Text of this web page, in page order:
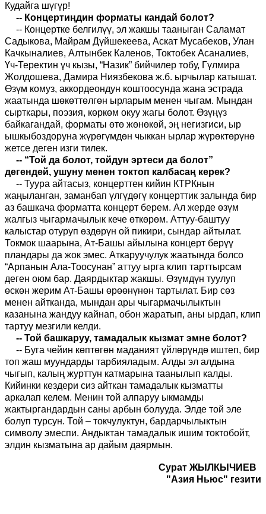
Кудайга шүгүр!
-- Концертиңдин форматы кандай болот?
-- Концертке белгилүү, эл жакшы тааныган Саламат
Садыкова, Майрам Дүйшекеева, Аскат Мусабеков, Улан
Качкыналиев, Алтынбек Каленов, Токтобек Асаналиев,
Үч-Теректин үч кызы, “Назик” бийчилер тобу, Гүлмира
Жолдошева, Дамира Ниязбекова ж.б. ырчылар катышат.
Өзүм комуз, аккордеондун коштоосунда жана эстрада
жаатында шөкөттөлгөн ырларым менен чыгам. Мындан
сырткары, поэзия, көркөм окуу жагы болот. Өзүңүз
байкагандай, форматы өтө жөнөкөй, эң негизгиси, ыр
ышкыбоздоруна жүрөгүмдөн чыккан ырлар жүрөктөрүнө
жетсе деген изги тилек.
-- “Той да болот, тойдун эртеси да болот”
дегендей, ушуну менен токтоп калбасаң керек?
-- Туура айтасыз, концерттен кийин КТРКнын
жаңыланган, заманбап үлгүдөгү концерттик залында бир
аз башкача форматта концерт берем. Ал жерде өзүм
жалгыз чыгармачылык кече өткөрөм. Аттуу-баштуу
калыстар отуруп өздөрүн ой пикири, сындар айтылат.
Токмок шаарына, Ат-Башы айылына концерт берүү
пландары да жок эмес. Аткаруучулук жаатында болсо
“Арпанын Ала-Тоосунан” аттуу ырга клип тарттырсам
деген оюм бар. Даярдыктар жакшы. Өзүмдүн туулуп
өскөн жерим Ат-Башы өрөөнүнөн тартылат. Бир сөз
менен айтканда, мындан ары чыгармачылыктын
казанына жандуу кайнап, обон жаратып, аны ырдап, клип
тартуу мезгили келди.
-- Той башкаруу, тамадалык кызмат эмне болот?
-- Буга чейин көптөгөн маданият үйлөрүндө иштеп, бир
топ жаш муундарды тарбияладым. Алды эл алдына
чыгып, калың журттун катмарына таанылып калды.
Кийинки кездери сиз айткан тамадалык кызматты
аркалап келем. Менин той алпаруу ыкмамды
жактыргандардын саны арбын болууда. Элде той эле
болуп турсун. Той – токчулуктун, бардарчылыктын
символу эмеспи. Андыктан тамадалык ишим токтобойт,
элдин кызматына ар дайым даярмын.
Сурат ЖЫЛКЫЧИЕВ
"Азия Ньюс" гезити